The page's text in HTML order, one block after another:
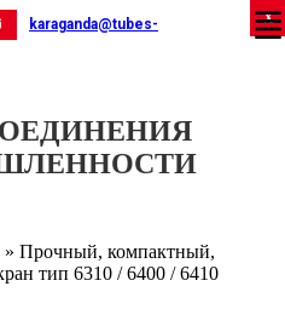
karaganda@tubes-
» Прочный, компактный,
тип 6310 / 6400 / 6410
X
X
X
X
X
X
X
X
X
X
X
X
X
X
X
X
X
X
X